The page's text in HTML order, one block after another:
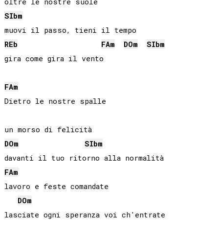
SIbm
REb
FAm DOm SIbm
gira come gira il vento
FAm
Dietro le nostre spalle
un morso di felicità
DOm SIbm
davanti il tuo ritorno alla normalità
FAm
lavoro e feste comandate
DOm
lasciate ogni speranza voi ch'entrate